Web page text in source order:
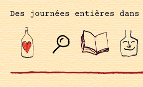
Des journées entières